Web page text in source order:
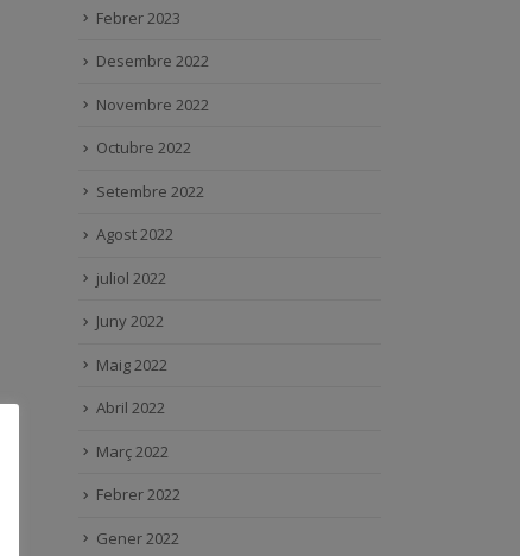
Febrer 2023
Desembre 2022
Novembre 2022
Octubre 2022
Setembre 2022
Agost 2022
juliol 2022
Juny 2022
Maig 2022
Abril 2022
Març 2022
Febrer 2022
Gener 2022